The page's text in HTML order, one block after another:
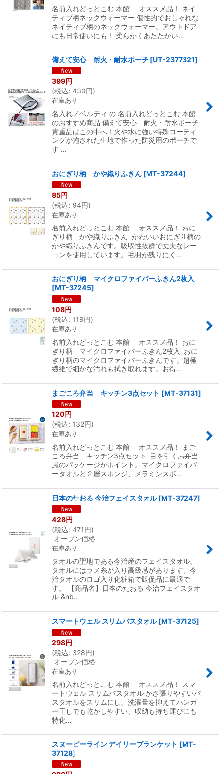
名前入れどっとこむ 本館 オススメ品！ ネイ
ティブ柄ネックウォーマー 個性的でおしゃれな
ネイティブ柄のネックウォーマー。アウトドア
にも日常使いにも！ 柔らかくあたたかい…
備えて安心 耐火・耐水ポーチ [UT-2377321]
399円
(税込: 439円)
在庫あり
名入れノベルティ の 名前入れどっとこむ 本館
のおすすめ商品 備えて安心 耐火・耐水ポーチ
貴重品はこの中へ！火や水に強い特殊コーティ
ングが施された生地で作った防災用のポーチで
す …
おにぎり柄 かや織りふきん [MT-37244]
85円
(税込: 94円)
在庫あり
名前入れどっとこむ 本館 オススメ品！ おに
ぎり柄 かや織りふきん かわいいおにぎり柄の
かや織りふきんです。吸収性抜群で丈夫なレー
ヨンを使用しています。毛羽が残りにく…
おにぎり柄 マイクロファイバーふきん2枚入
[MT-37245]
108円
(税込: 119円)
在庫あり
名前入れどっとこむ 本館 オススメ品！ おに
ぎり柄 マイクロファイバーふきん2枚入 おに
ぎり柄のマイクロファイバーふきんです。超極
繊維で細かな汚れも拭き取れます。お得…
まごころ弁当 キッチン3点セット [MT-37131]
120円
(税込: 132円)
在庫あり
名前入れどっとこむ 本館 オススメ品！ まご
ころ弁当 キッチン3点セット 目を引くお弁当
風のパッケージがポイント。マイクロファイバ
ータオルと２層スポンジ、メラミンスポ…
日本のたおる 今治フェイスタオル [MT-37247]
428円
(税込: 471円)
オープン価格
在庫あり
タオルの聖地である今治産のフェイスタオル。
タオルにはラメ糸が入り高級感があります。今
治タオルのロゴ入り化粧箱で販促品に最適で
す。 【商品名】日本のたおる 今治フェイスタオ
ル &nb…
スマートウェル スリムバスタオル [MT-37125]
298円
(税込: 328円)
オープン価格
在庫あり
名前入れどっとこむ 本館 オススメ品！ スマ
ートウェル スリムバスタオル かさ張りやすいバ
スタオルをスリムにし、洗濯量を抑えてハンガ
ー干しでも乾かしやすい、収納も持ち運びにも
特化…
スヌーピーライン デイリーブランケット [MT-
37128]